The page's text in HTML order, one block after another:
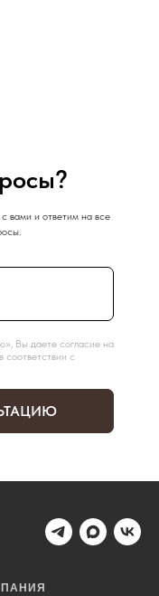
вами и ответим на все
Вы даете согласие на
с